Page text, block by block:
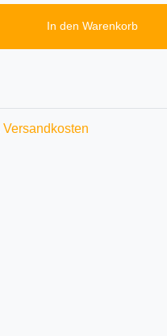
In den Warenkorb
Versandkosten